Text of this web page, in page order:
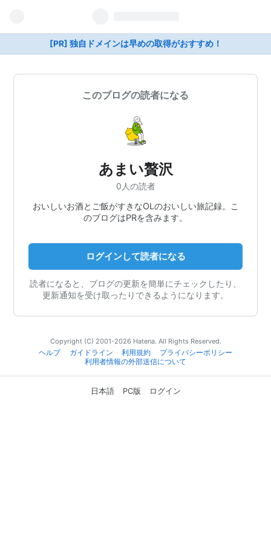
[PR] 独自ドメインは早めの取得がおすすめ！
このブログの読者になる
あまい贅沢
0人の読者
おいしいお酒とご飯がすきなOLのおいしい旅記録。こ
のブログはPRを含みます。
ログインして読者になる
読者になると、ブログの更新を簡単にチェックしたり、
更新通知を受け取ったりできるようになります。
Copyright (C) 2001-2026 Hatena. All Rights Reserved.
ヘルプ
ガイドライン 利用規約
プライバシーポリシー
利用者情報の外部送信について
日本語 PC版 ログイン